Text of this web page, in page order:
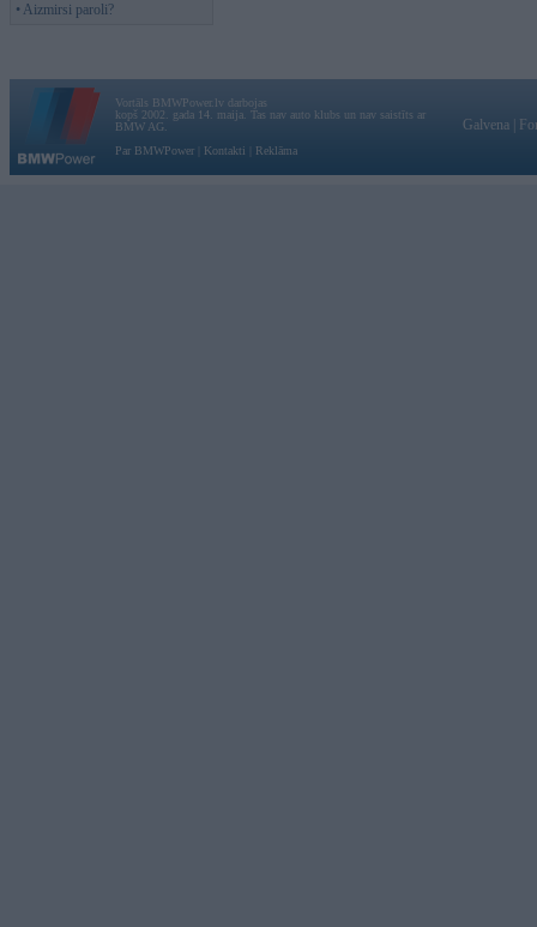
• Aizmirsi paroli?
Vortāls BMWPower.lv darbojas
kopš 2002. gada 14. maija. Tas nav auto klubs un nav saistīts ar
BMW AG.
Par BMWPower
Kontakti Reklāma
Galvena